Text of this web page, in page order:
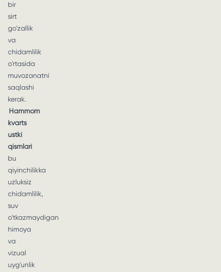
bir
sirt
go'zallik
va
chidamlilik
o'rtasida
muvozanatni
saqlashi
kerak.
Hammom
kvarts
ustki
qismlari
bu
qiyinchilikka
uzluksiz
chidamlilik,
suv
o'tkazmaydigan
himoya
va
vizual
uyg'unlik